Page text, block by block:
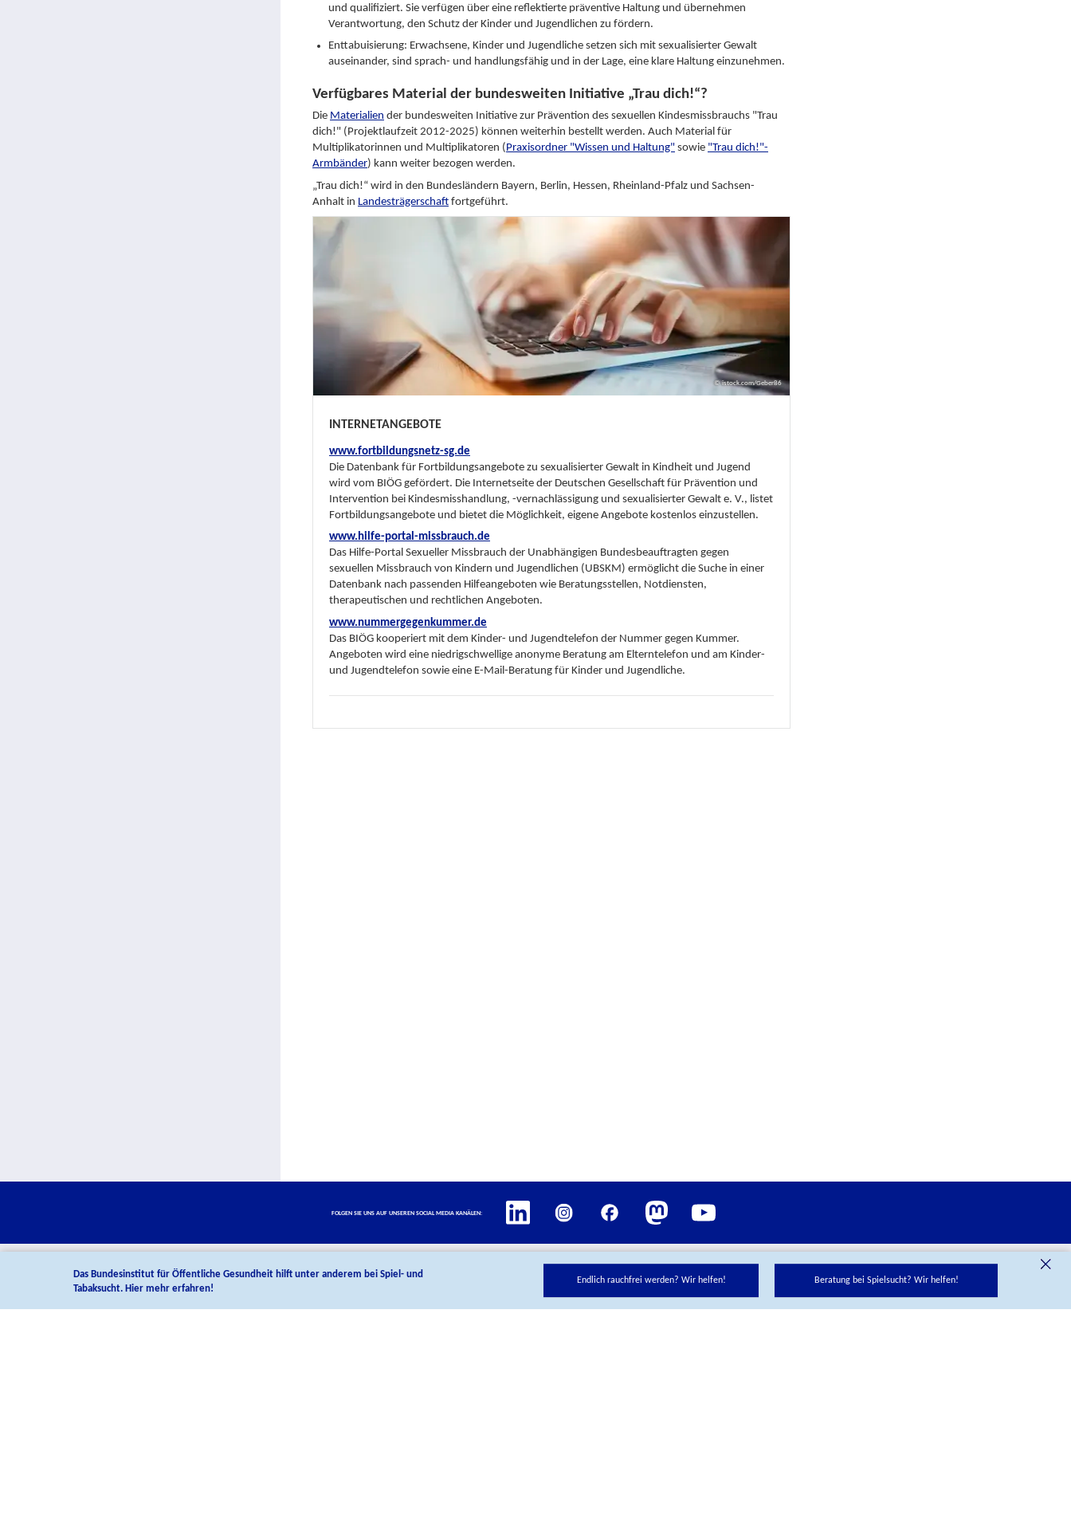
und qualifiziert. Sie verfügen über eine reflektierte präventive Haltung und übernehmen
Verantwortung, den Schutz der Kinder und Jugendlichen zu fördern.
Enttabuisierung: Erwachsene, Kinder und Jugendliche setzen sich mit sexualisierter Gewalt
auseinander, sind sprach- und handlungsfähig und in der Lage, eine klare Haltung einzunehmen.
Verfügbares Material der bundesweiten Initiative „Trau dich!“?
Die Materialien der bundesweiten Initiative zur Prävention des sexuellen Kindesmissbrauchs "Trau
dich!" (Projektlaufzeit 2012-2025) können weiterhin bestellt werden. Auch Material für
Multiplikatorinnen und Multiplikatoren (Praxisordner "Wissen und Haltung" sowie "Trau dich!"-
Armbänder) kann weiter bezogen werden.
„Trau dich!“ wird in den Bundesländern Bayern, Berlin, Hessen, Rheinland-Pfalz und Sachsen-
Anhalt in Landesträgerschaft fortgeführt.
© istock.com/Geber86
INTERNETANGEBOTE
www.fortbildungsnetz-sg.de
Die Datenbank für Fortbildungsangebote zu sexualisierter Gewalt in Kindheit und Jugend
wird vom BIÖG gefördert. Die Internetseite der Deutschen Gesellschaft für Prävention und
Intervention bei Kindesmisshandlung, -vernachlässigung und sexualisierter Gewalt e. V., listet
Fortbildungsangebote und bietet die Möglichkeit, eigene Angebote kostenlos einzustellen.
www.hilfe-portal-missbrauch.de
Das Hilfe-Portal Sexueller Missbrauch der Unabhängigen Bundesbeauftragten gegen
sexuellen Missbrauch von Kindern und Jugendlichen (UBSKM) ermöglicht die Suche in einer
Datenbank nach passenden Hilfeangeboten wie Beratungsstellen, Notdiensten,
therapeutischen und rechtlichen Angeboten.
www.nummergegenkummer.de
Das BIÖG kooperiert mit dem Kinder- und Jugendtelefon der Nummer gegen Kummer.
Angeboten wird eine niedrigschwellige anonyme Beratung am Elterntelefon und am Kinder-
und Jugendtelefon sowie eine E-Mail-Beratung für Kinder und Jugendliche.
Folgen Sie uns auf unseren Social Media Kanälen:
Abspann
Das Bundesinstitut für Öffentliche Gesundheit hilft unter anderem bei Spiel- und
Tabaksucht. Hier mehr erfahren!
Endlich rauchfrei werden? Wir helfen! Beratung bei Spielsucht? Wir helfen!